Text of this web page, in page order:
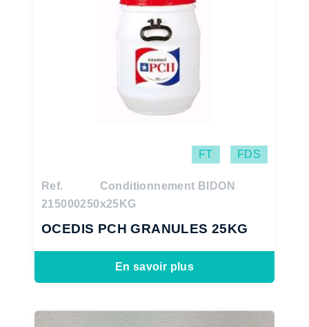
FT FDS
Ref.
215000250
Conditionnement BIDON
x25KG
OCEDIS PCH GRANULES 25KG
En savoir plus